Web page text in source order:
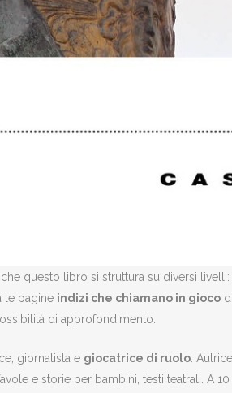
questo libro si struttura su diversi
le pagine indizi che chiamano in gioco
di approfondimento.
giornalista e giocatrice di ruolo .
e storie per bambini, testi teatrali. A